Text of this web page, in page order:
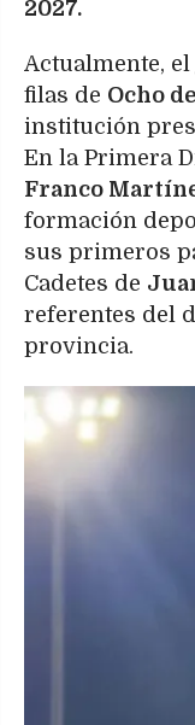
2027.
Actualmente,
filas de Ocho
institución
En la Primera
Franco
formación
sus primeros
Cadetes de
referentes del
provincia.